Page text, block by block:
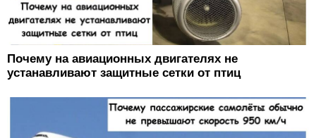
Почему на авиационных двигателях не
устанавливают защитные сетки от птиц